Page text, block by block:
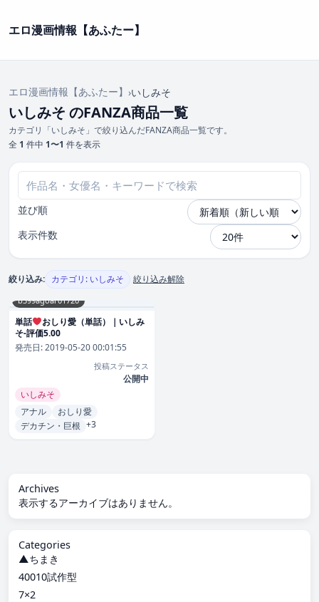
エロ漫画情報【あふたー】
エロ漫画情報【あふたー】 ›いしみそ
いしみそ のFANZA商品一覧
カテゴリ「いしみそ」で絞り込んだFANZA商品一覧です。
全 1 件中 1〜1 件を表示
並び順
表示件数
絞り込み: カテゴリ: いしみそ 絞り込み解除
b399agoar01720
単話
おしり愛（単話）｜いしみ
そ-評価5.00
発売日:2019-05-20 00:01:55
投稿ステータス
公開中
いしみそ
アナル
おしり愛
デカチン・巨根 +3
Archives
表示するアーカイブはありません。
Categories
▲ちまき
40010試作型
7×2